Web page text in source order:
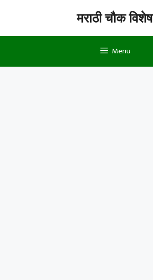
content
मराठी चौक विशेष
Menu